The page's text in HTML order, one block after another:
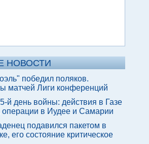
НОВОСТИ
победил поляков.
матчей Лиги конференций
й день войны: действия в Газе
операции в Иудее и Самарии
подавился пакетом в
его состояние критическое